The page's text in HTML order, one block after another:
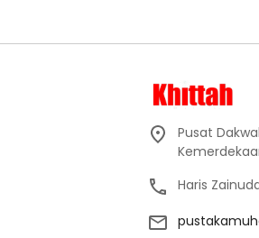
Pusat
Haris